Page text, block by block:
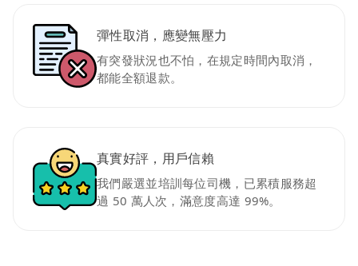
彈性取消，應變無壓力
有突發狀況也不怕，在規定時間內取消，
都能全額退款。
真實好評，用戶信賴
我們嚴選並培訓每位司機，已累積服務超
過 50 萬人次，滿意度高達 99%。